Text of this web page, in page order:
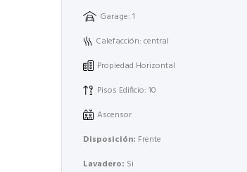
Garage: 1
Calefacción: central
Propiedad Horizontal
Pisos Edificio: 10
Ascensor
Disposición: Frente
Lavadero: Si